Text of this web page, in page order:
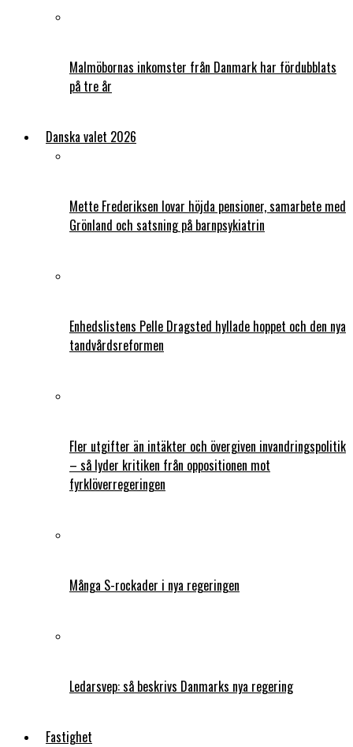
Malmöbornas inkomster från Danmark har fördubblats
på tre år
Danska valet 2026
Mette Frederiksen lovar höjda pensioner, samarbete med
Grönland och satsning på barnpsykiatrin
Enhedslistens Pelle Dragsted hyllade hoppet och den nya
tandvårdsreformen
Fler utgifter än intäkter och övergiven invandringspolitik
– så lyder kritiken från oppositionen mot
fyrklöverregeringen
Många S-rockader i nya regeringen
Ledarsvep: så beskrivs Danmarks nya regering
Fastighet